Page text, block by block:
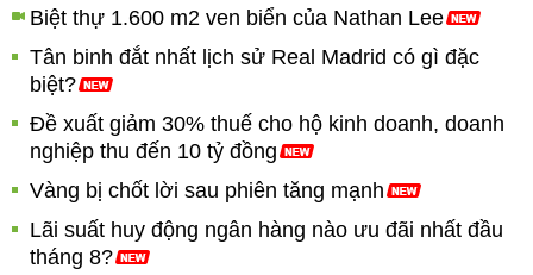
Biệt thự 1.600 m2 ven biển của Nathan Lee
Tân binh đắt nhất lịch sử Real Madrid có gì đặc
biệt?
Đề xuất giảm 30% thuế cho hộ kinh doanh, doanh
nghiệp thu đến 10 tỷ đồng
Vàng bị chốt lời sau phiên tăng mạnh
Lãi suất huy động ngân hàng nào ưu đãi nhất đầu
tháng 8?